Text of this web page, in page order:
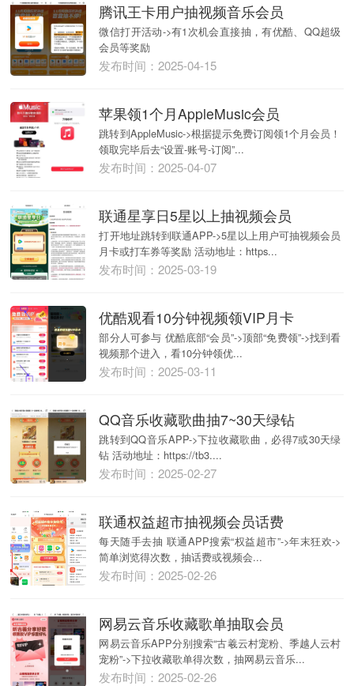
腾讯王卡用户抽视频音乐会员
微信打开活动->有1次机会直接抽，有优酷、QQ超级
会员等奖励
发布时间：2025-04-15
苹果领1个月AppleMusic会员
跳转到AppleMusic->根据提示免费订阅领1个月会员！
领取完毕后去“设置-账号-订阅”...
发布时间：2025-04-07
联通星享日5星以上抽视频会员
打开地址跳转到联通APP->5星以上用户可抽视频会员
月卡或打车券等奖励 活动地址：https...
发布时间：2025-03-19
优酷观看10分钟视频领VIP月卡
部分人可参与 优酷底部“会员”->顶部“免费领”->找到看
视频那个进入，看10分钟领优...
发布时间：2025-03-11
QQ音乐收藏歌曲抽7~30天绿钻
跳转到QQ音乐APP->下拉收藏歌曲，必得7或30天绿
钻 活动地址：https://tb3....
发布时间：2025-02-27
联通权益超市抽视频会员话费
每天随手去抽 联通APP搜索“权益超市”->年末狂欢->
简单浏览得次数，抽话费或视频会...
发布时间：2025-02-26
网易云音乐收藏歌单抽取会员
网易云音乐APP分别搜索“古羲云村宠粉、季越人云村
宠粉”->下拉收藏歌单得次数，抽网易云音乐...
发布时间：2025-02-26